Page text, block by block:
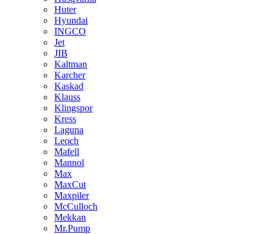
Huter
Hyundai
INGCO
Jet
JIB
Kaltman
Karcher
Kaskad
Klauss
Klingspor
Kress
Laguna
Leoch
Mafell
Mannol
Max
MaxCut
Maxpiler
McCulloch
Mekkan
Mr.Pump